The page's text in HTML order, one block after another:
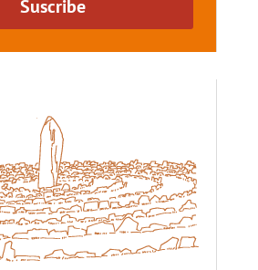
Suscribe